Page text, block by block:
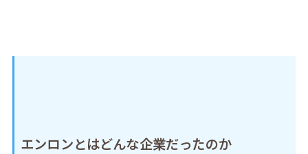
エンロンとはどんな企業だったのか